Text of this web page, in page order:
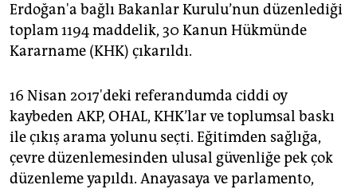
Erdoğan'a bağlı Bakanlar Kurulu’nun düzenlediği
toplam 1194 maddelik, 30 Kanun Hükmünde
Kararname (KHK) çıkarıldı.
16 Nisan 2017'deki referandumda ciddi oy
kaybeden AKP, OHAL, KHK’lar ve toplumsal baskı
ile çıkış arama yolunu seçti. Eğitimden sağlığa,
çevre düzenlemesinden ulusal güvenliğe pek çok
düzenleme yapıldı. Anayasaya ve parlamento,